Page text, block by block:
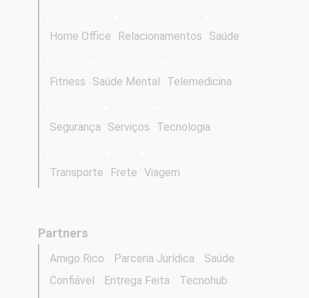
Home Office Relacionamentos Saúde
Fitness Saúde Mental Telemedicina
Segurança Serviços Tecnologia
Transporte Frete Viagem
Partners
Amigo Rico Parceria Jurídica
Saúde
Confiável
Entrega Feita
Tecnohub